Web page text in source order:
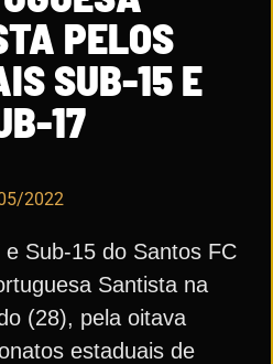
PELOS
SUB-15 E
17
2022
Sub-15 do Santos FC
Santista na
(28), pela oitava
estaduais de